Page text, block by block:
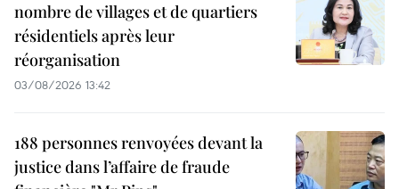
nombre de villages et de quartiers
résidentiels après leur
réorganisation
03/08/2026 13:42
188 personnes renvoyées devant la
justice dans l’affaire de fraude